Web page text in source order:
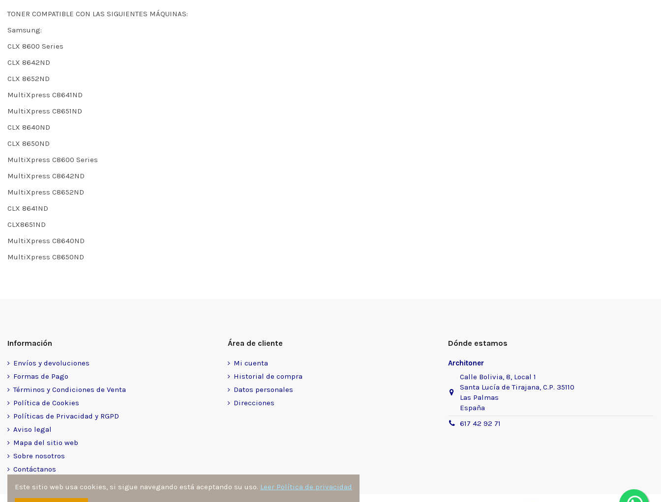
TONER COMPATIBLE CON LAS SIGUIENTES MÁQUINAS:
Samsung:
CLX 8600 Series
CLX 8642ND
CLX 8652ND
MultiXpress C8641ND
MultiXpress C8651ND
CLX 8640ND
CLX 8650ND
MultiXpress C8600 Series
MultiXpress C8642ND
MultiXpress C8652ND
CLX 8641ND
CLX8651ND
MultiXpress C8640ND
MultiXpress C8650ND
Información
Envíos y devoluciones
Formas de Pago
Términos y Condiciones de Venta
Política de Cookies
Políticas de Privacidad y RGPD
Aviso legal
Mapa del sitio web
Sobre nosotros
Contáctanos
Área de cliente
Mi cuenta
Historial de compra
Datos personales
Direcciones
Dónde estamos
Architoner
Calle Bolivia, 8, Local 1
Santa Lucía de Tirajana, C.P. 35110
Las Palmas
España
617 42 92 71
Este sitio web usa cookies, si sigue navegando está aceptando su uso. Leer Política de privacidad